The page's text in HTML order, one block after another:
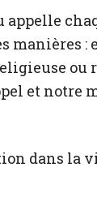
manières :
ou
et notre
dans la